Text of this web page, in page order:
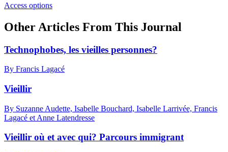
Access options
Other Articles From This Journal
Technophobes, les vieilles personnes?
By Francis Lagacé
Vieillir
By Suzanne Audette, Isabelle Bouchard, Isabelle Larrivée, Francis
Lagacé et Anne Latendresse
Vieillir où et avec qui? Parcours immigrant